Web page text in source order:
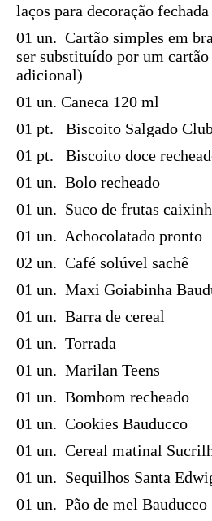
laços para decoração
01 un. Cartão simples em
ser substituído por um cartão
adicional)
01 un. Caneca 120 ml
01 pt. Biscoito Salgado
01 pt. Biscoito doce
01 un. Bolo recheado
01 un. Suco de frutas
01 un. Achocolatado pronto
02 un. Café solúvel sachê
01 un. Maxi Goiabinha
01 un. Barra de cereal
01 un. Torrada
01 un. Marilan Teens
01 un. Bombom recheado
01 un. Cookies Bauducco
01 un. Cereal matinal
01 un. Sequilhos Santa
01 un. Pão de mel Bauducco